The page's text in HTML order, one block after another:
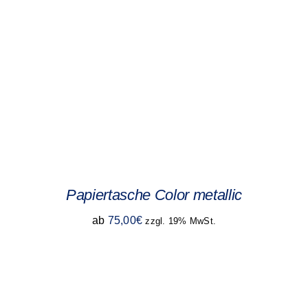
Papiertasche Color metallic
ab 75,00€ zzgl. 19% MwSt.